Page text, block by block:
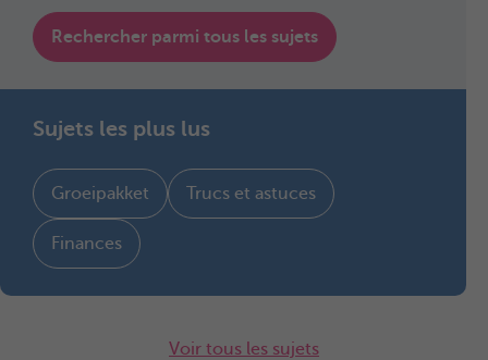
Rechercher parmi tous les sujets
Sujets les plus lus
Groeipakket Trucs et astuces
Finances
Voir tous les sujets